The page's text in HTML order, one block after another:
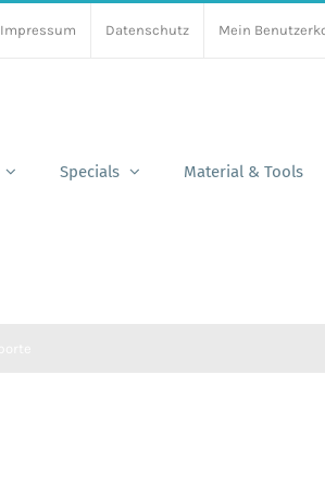
Impressum Datenschutz Mein
Specials Material & Tools